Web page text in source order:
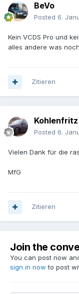
BeVo
Posted 6.
Kein VCDS Pro und
alles andere was
Zitieren
Kohlenfritz
Posted 6.
Vielen Dank für die
MfG
Zitieren
Join the
You can post now
sign in now to post